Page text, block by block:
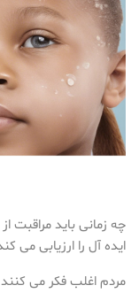
چه زمانی باید
ایده آل را ارزیابی می
مردم اغلب فکر می